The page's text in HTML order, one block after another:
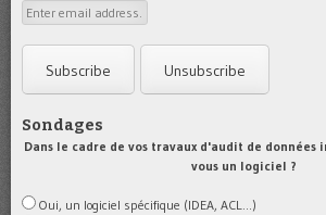
Sondages
Dans le cadre de vos travaux d'audit de
vous un logiciel ?
Oui, un logiciel spécifique (IDEA, ACL...)